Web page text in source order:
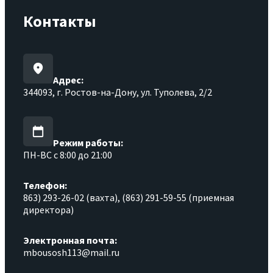
Контакты
Адрес:
344093, г. Ростов-на-Дону, ул. Туполева, 2/2
Режим работы:
ПН-ВС с 8:00 до 21:00
Телефон:
863) 293-26-02 (вахта), (863) 291-59-55 (приемная
директора)
Электронная почта:
mbousosh113@mail.ru